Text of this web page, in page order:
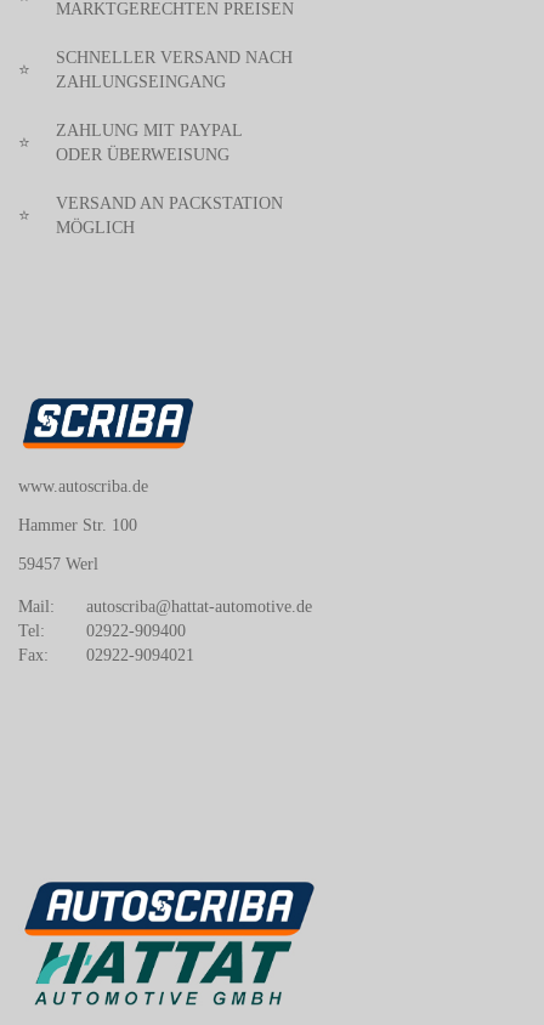
MARKTGERECHTEN PREISEN
⭐
SCHNELLER VERSAND NACH
ZAHLUNGSEINGANG
⭐
ZAHLUNG MIT PAYPAL
ODER ÜBERWEISUNG
⭐
VERSAND AN PACKSTATION
MÖGLICH
www.autoscriba.de
Hammer Str. 100
59457 Werl
Mail:
autoscriba@hattat-automotive.de
Tel:
02922-909400
Fax:
02922-9094021